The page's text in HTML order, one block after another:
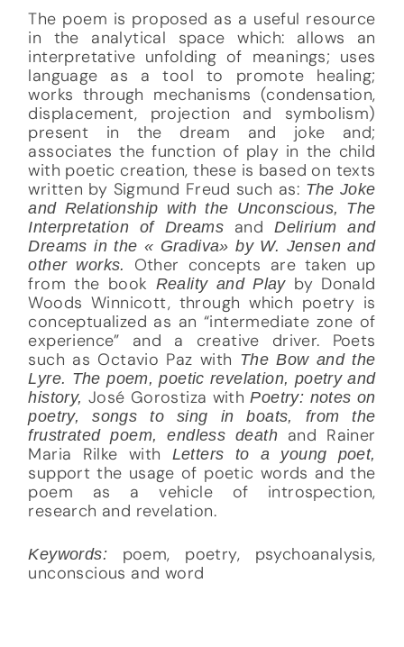
The poem is proposed as a useful resource
in the analytical space which: allows an
interpretative unfolding of meanings; uses
language as a tool to promote healing;
works through mechanisms (condensation,
displacement, projection and symbolism)
present in the dream and joke and;
associates the function of play in the child
with poetic creation, these is based on texts
written by Sigmund Freud such as: The Joke
and Relationship with the Unconscious, The
Interpretation of Dreams andDelirium and
Dreams in the « Gradiva» by W. Jensen and
other works. Other concepts are taken up
from the book Reality and Play by Donald
Woods Winnicott, through which poetry is
conceptualized as an “intermediate zone of
experience” and a creative driver. Poets
such as Octavio Paz with The Bow and the
Lyre. The poem, poetic revelation, poetry and
history, José Gorostiza withPoetry: notes on
poetry, songs to sing in boats, from the
frustrated poem, endless death and Rainer
Maria Rilke with
Letters to a young poet,
support the usage of poetic words and the
poem as a vehicle of introspection,
research and revelation.
Keywords: poem, poetry, psychoanalysis,
unconscious and word